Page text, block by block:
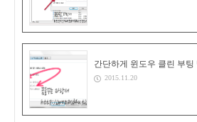
간단하게 윈도우 클린 부팅
2015.11.20